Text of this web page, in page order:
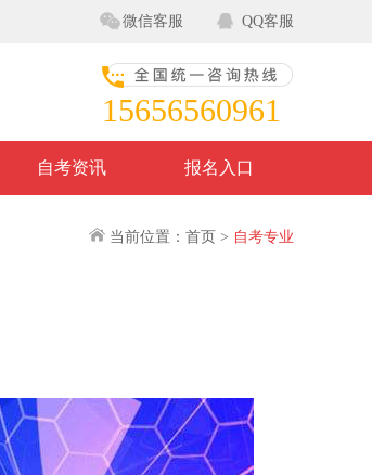
微信客服 QQ客服
15656560961
自考资讯 报名入口
当前位置：首页 > 自考专业